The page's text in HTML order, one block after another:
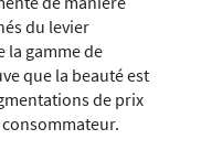
du levier
la gamme de
que la beauté est
de prix